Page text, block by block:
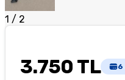
1 / 2
3.750 TL 6